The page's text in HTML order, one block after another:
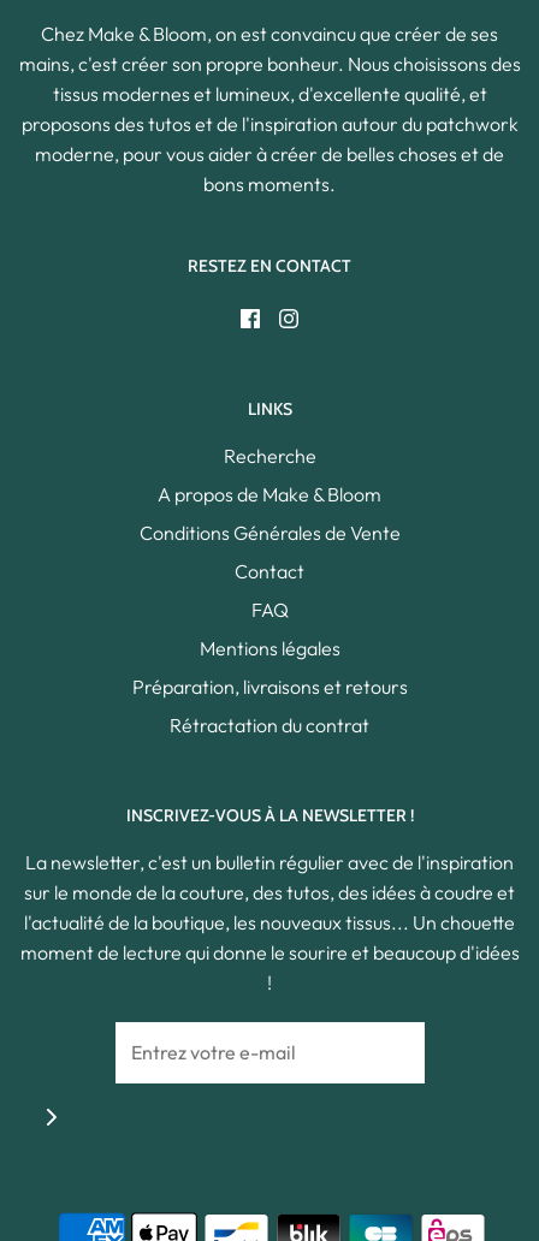
Chez Make & Bloom, on est convaincu que créer de ses
mains, c'est créer son propre bonheur. Nous choisissons des
tissus modernes et lumineux, d'excellente qualité, et
proposons des tutos et de l'inspiration autour du patchwork
moderne, pour vous aider à créer de belles choses et de
bons moments.
RESTEZ EN CONTACT
LINKS
Recherche
A propos de Make & Bloom
Conditions Générales de Vente
Contact
FAQ
Mentions légales
Préparation, livraisons et retours
Rétractation du contrat
INSCRIVEZ-VOUS À LA NEWSLETTER !
La newsletter, c'est un bulletin régulier avec de l'inspiration
sur le monde de la couture, des tutos, des idées à coudre et
l'actualité de la boutique, les nouveaux tissus... Un chouette
moment de lecture qui donne le sourire et beaucoup d'idées
!